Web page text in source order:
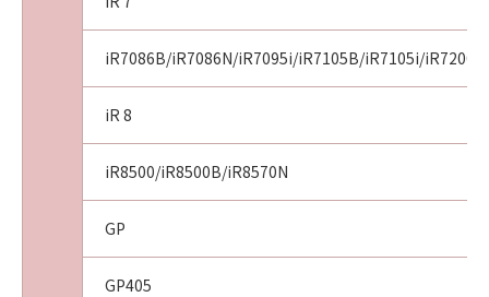
ANY OTHER COMMUNICATIONS BETWEEN
SUBJECT MATTER HEREOF. NO AMENDMENT
TO THIS AGREEMENT SHALL BE EFFECTIVE
UNLESS SIGNED BY A DULY AUTHORISED
REPRESENTATIVE OF CANON.
Should you have any questions concerning
this Agreement, or if you desire to contact
Canon for any reason, please write to Canon's
sales subsidiary or distributor/dealer, serving
the country where you obtained the
iR7086B/iR7086N/iR7095i/iR7105B/iR7105i/iR7200/
iR 8
iR8500/iR8500B/iR8570N
GP
GP405